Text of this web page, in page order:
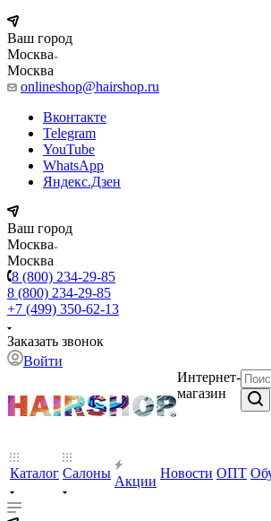
Ваш город
Москва
Москва
onlineshop@hairshop.ru
Вконтакте
Telegram
YouTube
WhatsApp
Яндекс.Дзен
Ваш город
Москва
Москва
8 (800) 234-29-85
8 (800) 234-29-85
+7 (499) 350-62-13
Заказать звонок
Войти
Интернет-
магазин
Каталог Салоны
Акции
Новости ОПТ